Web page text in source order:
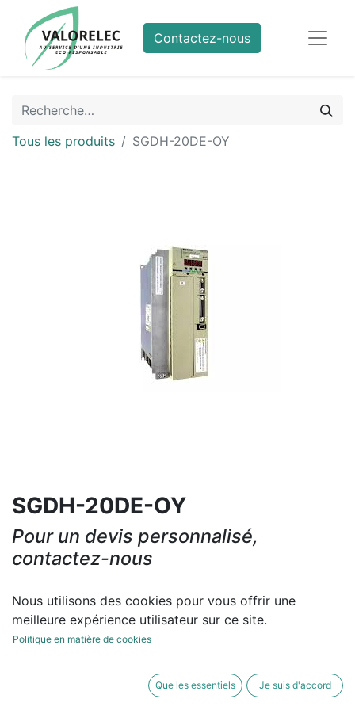
Contactez-nous
Tous les produits SGDH-20DE-OY
SGDH-20DE-OY
Pour un devis personnalisé,
contactez-nous
Contactez-nous
Conditions générales
Nous utilisons des cookies pour vous offrir une
meilleure expérience utilisateur sur ce site.
Politique en matière de cookies
Que les essentiels Je suis d'accord